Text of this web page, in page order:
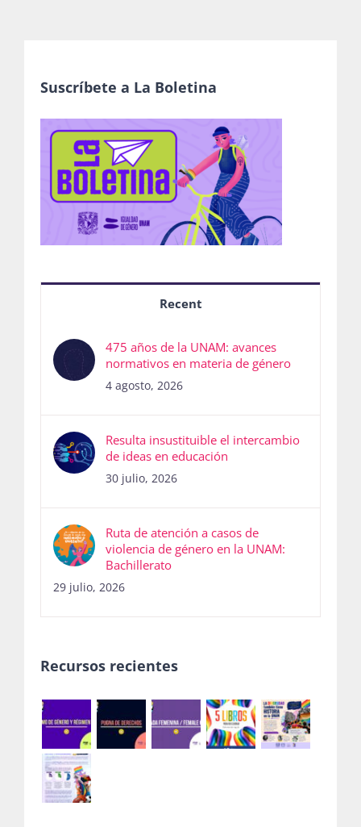
Suscríbete a La Boletina
Recent
475 años de la UNAM: avances
normativos en materia de género
4 agosto, 2026
Resulta insustituible el intercambio
de ideas en educación
30 julio, 2026
Ruta de atención a casos de
violencia de género en la UNAM:
Bachillerato
29 julio, 2026
Recursos recientes